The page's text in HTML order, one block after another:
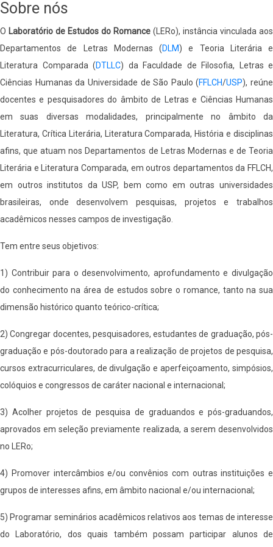
Sobre nós
O Laboratório de Estudos do Romance (LERo), instância vinculada aos
Departamentos de Letras Modernas (DLM) e Teoria Literária e
Literatura Comparada (DTLLC) da Faculdade de Filosofia, Letras e
Ciências Humanas da Universidade de São Paulo (FFLCH/USP), reúne
docentes e pesquisadores do âmbito de Letras e Ciências Humanas
em suas diversas modalidades, principalmente no âmbito da
Literatura, Crítica Literária, Literatura Comparada, História e disciplinas
afins, que atuam nos Departamentos de Letras Modernas e de Teoria
Literária e Literatura Comparada, em outros departamentos da FFLCH,
em outros institutos da USP, bem como em outras universidades
brasileiras, onde desenvolvem pesquisas, projetos e trabalhos
acadêmicos nesses campos de investigação.
Tem entre seus objetivos:
1) Contribuir para o desenvolvimento, aprofundamento e divulgação
do conhecimento na área de estudos sobre o romance, tanto na sua
dimensão histórico quanto teórico-crítica;
2) Congregar docentes, pesquisadores, estudantes de graduação, pós-
graduação e pós-doutorado para a realização de projetos de pesquisa,
cursos extracurriculares, de divulgação e aperfeiçoamento, simpósios,
colóquios e congressos de caráter nacional e internacional;
3) Acolher projetos de pesquisa de graduandos e pós-graduandos,
aprovados em seleção previamente realizada, a serem desenvolvidos
no LERo;
4) Promover intercâmbios e/ou convênios com outras instituições e
grupos de interesses afins, em âmbito nacional e/ou internacional;
5) Programar seminários acadêmicos relativos aos temas de interesse
do Laboratório, dos quais também possam participar alunos de